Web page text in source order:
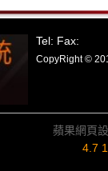
Tel: Fax:
CopyRight ©
蘋果網頁
4.7